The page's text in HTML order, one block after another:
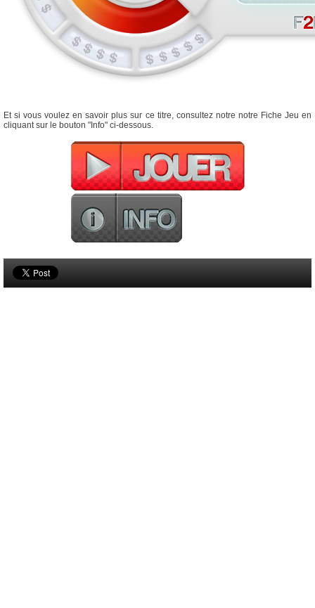
Et si vous voulez en savoir plus sur ce titre, consultez notre notre Fiche Jeu en
cliquant sur le bouton "Info" ci-dessous.